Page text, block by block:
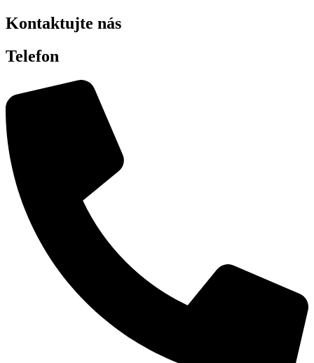
Kontaktujte nás
Telefon